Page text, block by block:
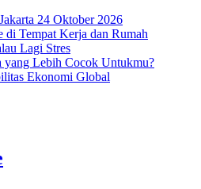
24 Oktober 2026
di Tempat Kerja dan Rumah
Lagi Stres
yang Lebih Cocok Untukmu?
Ekonomi Global